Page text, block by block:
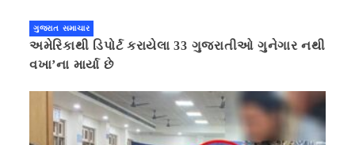
ગુજરાત સમાચાર
અમેરિકાથી ડિપોર્ટ કરાયેલા 33 ગુજરાતીઓ ગુનેગાર નથી
વખા’ના માર્યા છે